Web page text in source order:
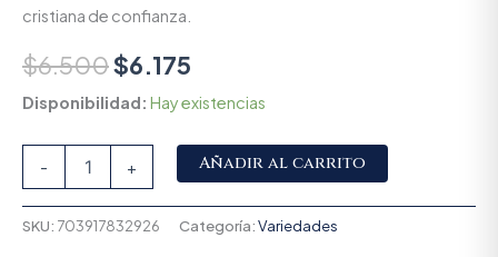
cristiana de confianza.
$6.500$6.175
Disponibilidad: Hay existencias
- + Añadir al carrito
SKU: 703917832926 Categoría:Variedades